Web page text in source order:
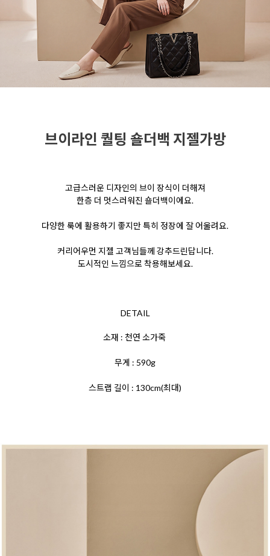
브이라인 퀄팅 숄더백 지젤가방
고급스러운 디자인의 브이 장식이 더해져
한층 더 멋스러워진 숄더백이에요.
다양한 룩에 활용하기 좋지만 특히 정장에 잘 어울려요.
커리어우먼 지젤 고객님들께 강추드린답니다.
도시적인 느낌으로 착용해보세요.
DETAIL
소재 : 천연 소가죽
무게 : 590g
스트랩 길이 : 130cm(최대)